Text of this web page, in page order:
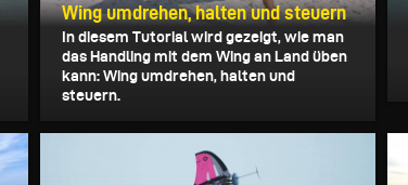
Wing umdrehen, halten und steuern
In diesem Tutorial wird gezeigt, wie man
das Handling mit dem Wing an Land üben
kann: Wing umdrehen, halten und
steuern.